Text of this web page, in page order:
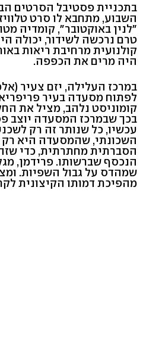
בתכניית פסטיבל הסרטים
השבוע, מתחבא לו סרט
"לנין באוקטובר", קומדיה
טרם נרכשה לשידור, יכולה
קולנועית מרחיבת ריאות
היה מרים את הכפפה.
במרכז העלילה, יזם צעיר
לפתוח מסעדה בעיר
קומוניסט נלהב, מציל את
בכך שבמרכז המסעדה יוצב
עכשיו, כל שנותר זה רק
השכונתי, שהמסעדה היא רק
הסברתית מחתרתית, כדי
הנכסף שברשותו. פרידמן,
שמהדס על גבול השפיות.
מהפיכת דמותו הקיצונית